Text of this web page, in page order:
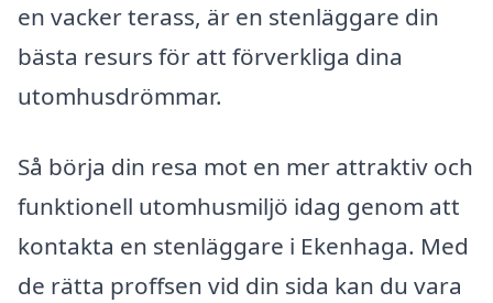
en vacker terass, är en stenläggare din
bästa resurs för att förverkliga dina
utomhusdrömmar.
Så börja din resa mot en mer attraktiv och
funktionell utomhusmiljö idag genom att
kontakta en stenläggare i Ekenhaga. Med
de rätta proffsen vid din sida kan du vara